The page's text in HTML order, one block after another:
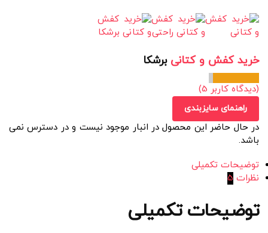
خرید کفش و کتانیبرشکا
(دیدگاه کاربر 5
)
راهنمای سایزبندی
در حال حاضر این محصول در انبار موجود نیست و در دسترس نمی
باشد.
توضیحات تکمیلی
نظرات 5
توضیحات تکمیلی